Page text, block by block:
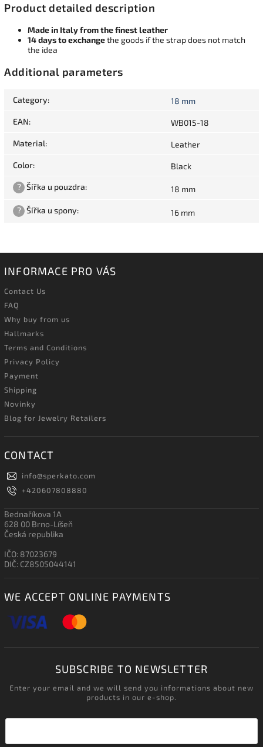
Product detailed description
Made in Italy from the finest leather
14 days to exchangethe goods if the strap does not match
the idea
Additional parameters
Category: 18 mm
EAN: WB015-18
Material: Leather
Color: Black
? Šířka u pouzdra: 18 mm
? Šířka u spony: 16 mm
INFORMACE PRO VÁS
Contact Us
FAQ
Why buy from us
Hallmarks
Terms and Conditions
Privacy Policy
Payment
Shipping
Novinky
Blog for Jewelry Retailers
CONTACT
info@sperkato.com
+420607808880
Bednaříkova 1A
628 00 Brno-Líšeň
Česká republika
IČO: 87023679
DIČ: CZ8505044141
WE ACCEPT ONLINE PAYMENTS
SUBSCRIBE TO NEWSLETTER
Enter your email and we will send you informations about new
products in our e-shop.